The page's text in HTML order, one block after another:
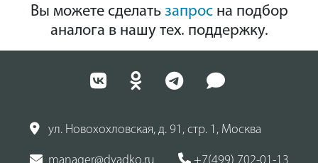
Вы можете сделать запросна подбор
аналога в нашу тех. поддержку.
ул. Новохохловская, д. 91, стр. 1, Москва